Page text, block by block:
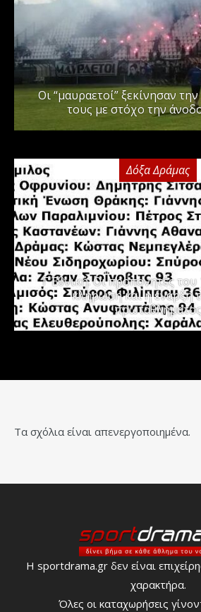
Οι “μαυραετοί” ξεκίνησαν
τους με στόχο την
Δόξα Δράμας
Γ΄ Εθνική: Οι προπονητές
κλήρωση και η έναρξη
πρωταθλήματος
Τα σχόλια είναι απενεργοποιημένα.
Η sportdrama.gr δεν είναι
χαρακτήρα.
Όλες οι καταχωρήσεις